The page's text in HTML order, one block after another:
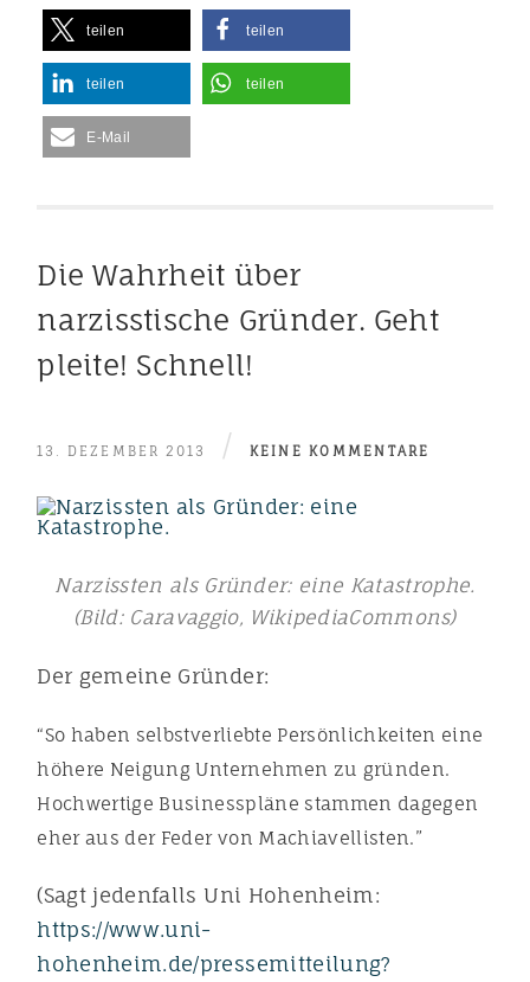
teilen teilen
teilen teilen
E-Mail
Die Wahrheit über
narzisstische Gründer. Geht
pleite! Schnell!
13. DEZEMBER 2013 / KEINE KOMMENTARE
Narzissten als Gründer: eine Katastrophe.
(Bild: Caravaggio, WikipediaCommons)
Der gemeine Gründer:
“So haben selbstverliebte Persönlichkeiten eine
höhere Neigung Unternehmen zu gründen.
Hochwertige Businesspläne stammen dagegen
eher aus der Feder von Machiavellisten.”
(Sagt jedenfalls Uni Hohenheim:
https://www.uni-
hohenheim.de/pressemitteilung?